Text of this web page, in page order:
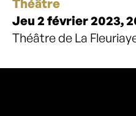
Théâtre
Jeu 2 février 2023,
Théâtre de La